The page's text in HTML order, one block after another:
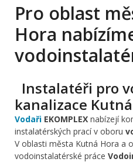
Pro oblast
Hora
Instalatéři pro
kanalizace
Vodaři EKOMPLEX nabízejí
instalatérských prací v oboru
V oblasti města Kutná Hora a
vodoinstalatérské práce